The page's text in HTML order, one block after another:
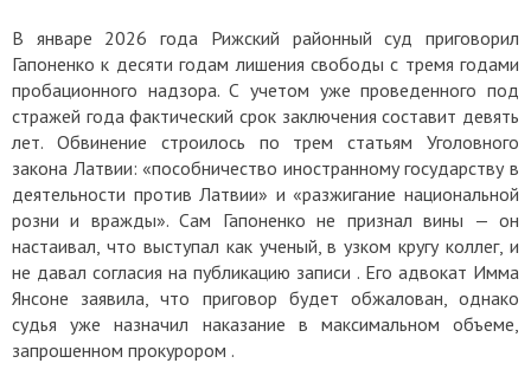
В январе 2026 года Рижский районный суд приговорил
Гапоненко к десяти годам лишения свободы с тремя годами
пробационного надзора. С учетом уже проведенного под
стражей года фактический срок заключения составит девять
лет. Обвинение строилось по трем статьям Уголовного
закона Латвии: «пособничество иностранному государству в
деятельности против Латвии» и «разжигание национальной
розни и вражды». Сам Гапоненко не признал вины — он
настаивал, что выступал как ученый, в узком кругу коллег, и
не давал согласия на публикацию записи . Его адвокат Имма
Янсоне заявила, что приговор будет обжалован, однако
судья уже назначил наказание в максимальном объеме,
запрошенном прокурором .